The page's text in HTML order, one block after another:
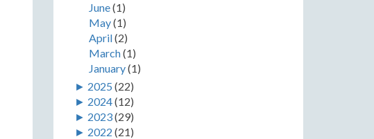
June(1)
May(1)
April(2)
March(1)
January(1)
► 2025 (22)
► 2024(12)
► 2023(29)
► 2022 (21)